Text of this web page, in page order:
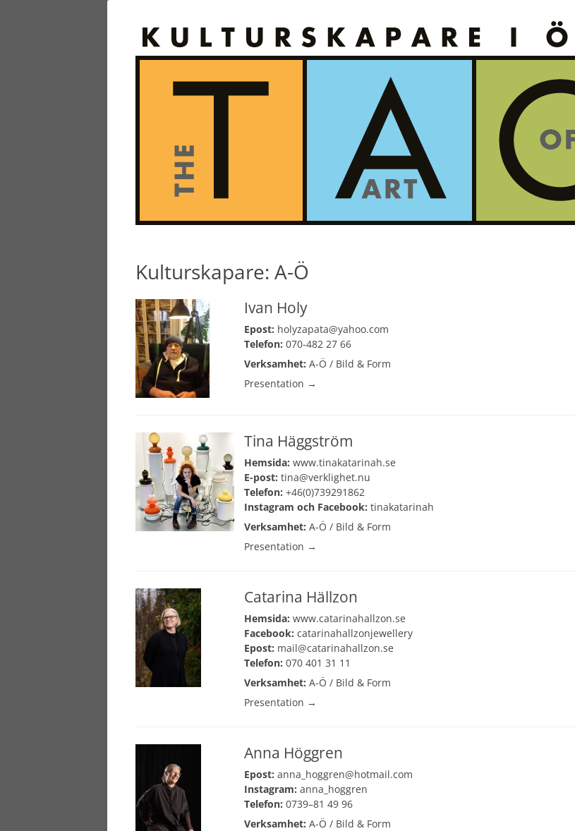
Kulturskapare: A-Ö
Ivan Holy
Epost: holyzapata@yahoo.com
Telefon: 070-482 27 66
Verksamhet: A-Ö / Bild & Form
Presentation →
Tina Häggström
Hemsida: www.tinakatarinah.se
E-post: tina@verklighet.nu
Telefon: +46(0)739291862
Instagram och Facebook: tinakatarinah
Verksamhet: A-Ö / Bild & Form
Presentation →
Catarina Hällzon
Hemsida: www.catarinahallzon.se
Facebook: catarinahallzonjewellery
Epost: mail@catarinahallzon.se
Telefon: 070 401 31 11
Verksamhet: A-Ö / Bild & Form
Presentation →
Anna Höggren
Epost: anna_hoggren@hotmail.com
Instagram: anna_hoggren
Telefon: 0739–81 49 96
Verksamhet: A-Ö / Bild & Form